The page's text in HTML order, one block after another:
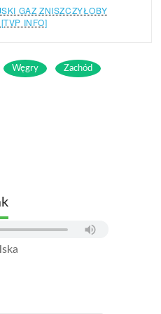
GAZ ZNISZCZYŁOBY
INFO]
Węgry Zachód